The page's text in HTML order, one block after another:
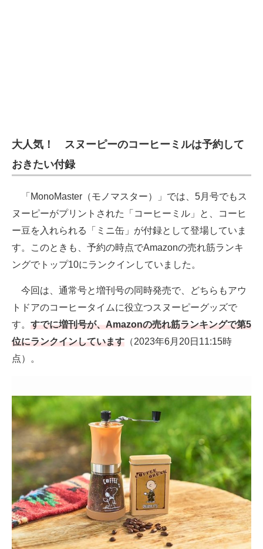
大人気！ スヌーピーのコーヒーミルは予約して
おきたい付録
「MonoMaster（モノマスター）」では、5月号でもス
ヌーピーがプリントされた「コーヒーミル」と、コーヒ
ー豆を入れられる「ミニ缶」が付録として登場していま
す。このときも、予約の時点でAmazonの売れ筋ランキ
ングでトップ10にランクインしていました。
今回は、通常号と増刊号の同時発売で、どちらもアウ
トドアのコーヒータイムに役立つスヌーピーグッズで
す。 すでに増刊号が、Amazonの売れ筋ランキングで第5
位にランクインしています （2023年6月20日11:15時
点）。